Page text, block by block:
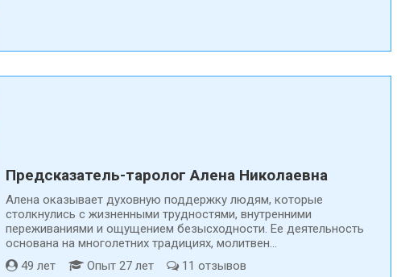
Предсказатель-таролог Алена Николаевна
Алена оказывает духовную поддержку людям, которые
столкнулись с жизненными трудностями, внутренними
переживаниями и ощущением безысходности. Ее деятельность
основана на многолетних традициях, молитвен...
49 лет
Опыт 27 лет 11 отзывов